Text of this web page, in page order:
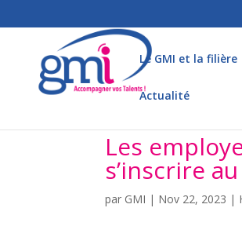
Le GMI et la filière
Actualité
Les
s’inscrire
par GMI | Nov 22, 2023 |